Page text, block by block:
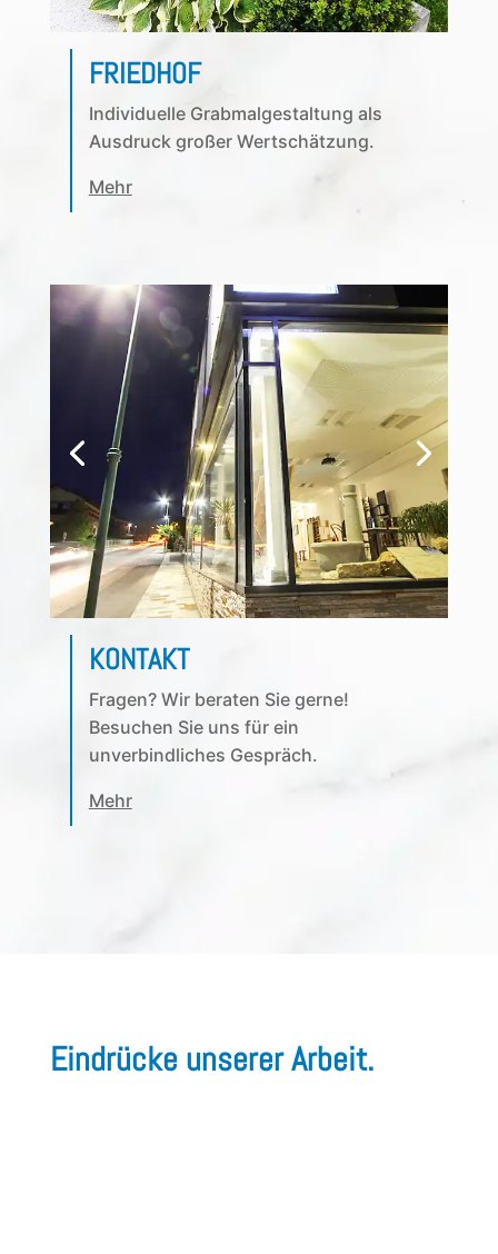
FRIEDHOF
Individuelle Grabmalgestaltung als
Ausdruck großer Wertschätzung.
Mehr
KONTAKT
Fragen? Wir beraten Sie gerne!
Besuchen Sie uns für ein
unverbindliches Gespräch.
Mehr
Eindrücke unserer Arbeit.